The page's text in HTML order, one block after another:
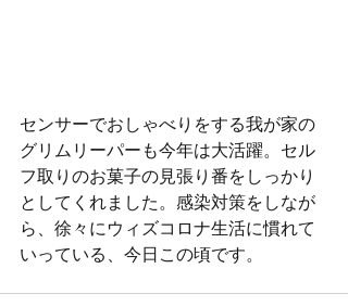
センサーでおしゃべりをする我が家の
グリムリーパーも今年は大活躍。セル
フ取りのお菓子の見張り番をしっかり
としてくれました。感染対策をしなが
ら、徐々にウィズコロナ生活に慣れて
いっている、今日この頃です。